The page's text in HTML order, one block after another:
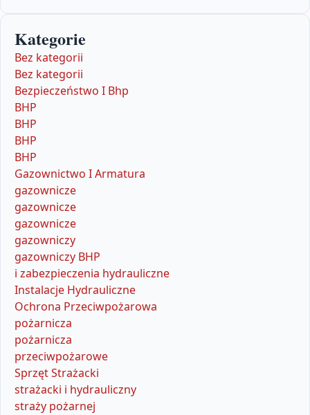
Kategorie
Bez kategorii
Bez kategorii
Bezpieczeństwo I Bhp
BHP
BHP
BHP
BHP
Gazownictwo I Armatura
gazownicze
gazownicze
gazownicze
gazowniczy
gazowniczy BHP
i zabezpieczenia hydrauliczne
Instalacje Hydrauliczne
Ochrona Przeciwpożarowa
pożarnicza
pożarnicza
przeciwpożarowe
Sprzęt Strażacki
strażacki i hydrauliczny
straży pożarnej